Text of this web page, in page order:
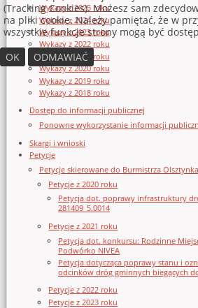
Wykazy z 2025 roku
Wykazy z 2024 roku
Wykazy z 2023 roku
Wykazy z 2022 roku
Wykazy z 2021 roku
Wykazy z 2020 roku
Wykazy z 2019 roku
Wykazy z 2018 roku
Dostęp do informacji publicznej
Ponowne wykorzystanie informacji
Skargi i wnioski
Petycje
Petycje skierowane do Burmistrza Olsztynka
Petycje z 2020 roku
Petycja dot. poprawy infrastruktury
281409_5.0014
Petycje z 2021 roku
Petycja dot. konkursu: Rodzinne
Podwórko NIVEA
Petycja dotycząca poprawy stanu i
odcinków dróg gminnych biegących
Petycje z 2022 roku
Petycje z 2023 roku
(Tracking Cookies). Możesz sam
na pliki cookie. Należy pamiętać, że w
wszystkie funkcje strony mogą być
OK
ODMAWIAĆ